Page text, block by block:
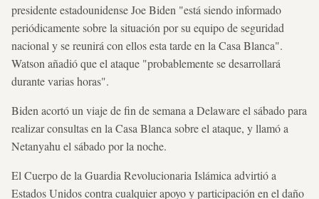
presidente estadounidense Joe Biden "está siendo informado
periódicamente sobre la situación por su equipo de seguridad
nacional y se reunirá con ellos esta tarde en la Casa Blanca".
Watson añadió que el ataque "probablemente se desarrollará
durante varias horas".
Biden acortó un viaje de fin de semana a Delaware el sábado para
realizar consultas en la Casa Blanca sobre el ataque, y llamó a
Netanyahu el sábado por la noche.
El Cuerpo de la Guardia Revolucionaria Islámica advirtió a
Estados Unidos contra cualquier apoyo y participación en el daño